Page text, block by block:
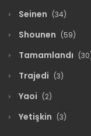
Seinen (34)
Shounen (59)
Tamamlandı
Trajedi (3)
Yaoi (2)
Yetişkin (3)